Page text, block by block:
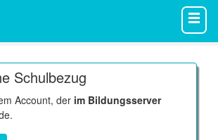
Schulbezug
Account, der im Bildungsserver